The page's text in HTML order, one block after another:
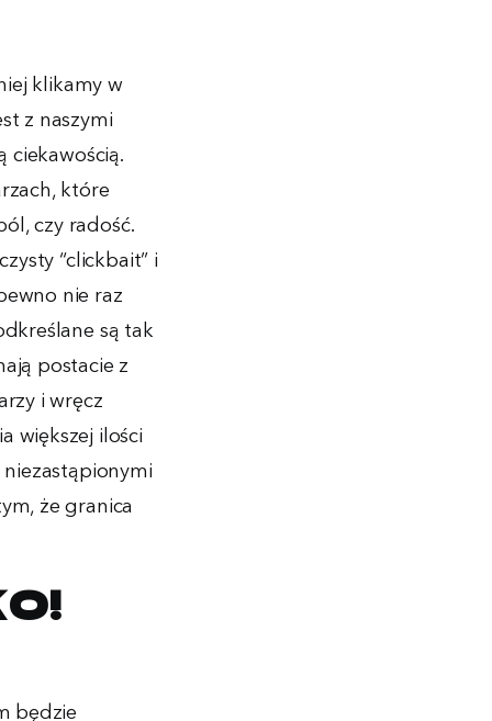
klikamy w
z naszymi
ciekawością.
które
czy radość.
“clickbait” i
nie raz
są tak
postacie z
i wręcz
większej ilości
że granica
będzie